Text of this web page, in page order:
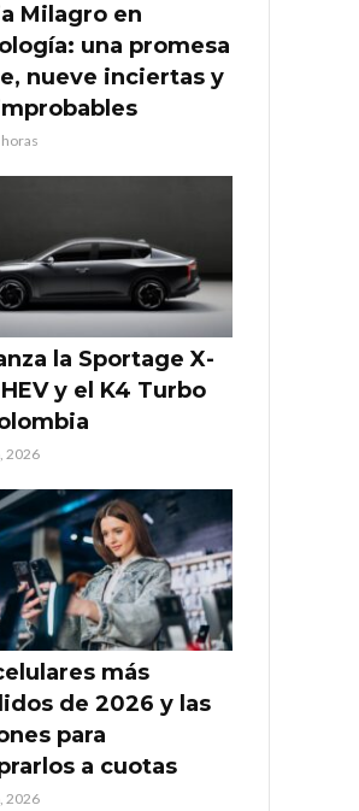
Milagro en
una promesa
nueve inciertas y
la Sportage X-
y el K4 Turbo
2026
más
de 2026 y las
para
a cuotas
2026